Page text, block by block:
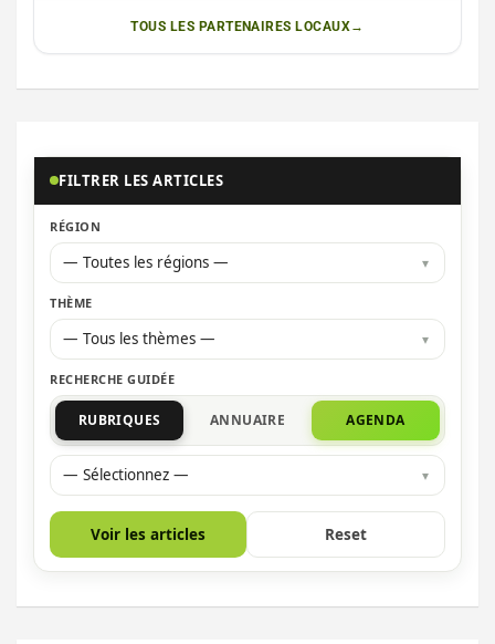
TOUS LES PARTENAIRES LOCAUX
FILTRER LES ARTICLES
RÉGION
— Toutes les régions —
THÈME
— Tous les thèmes —
RECHERCHE GUIDÉE
RUBRIQUES ANNUAIRE AGENDA
— Sélectionnez —
Voir les articles Reset